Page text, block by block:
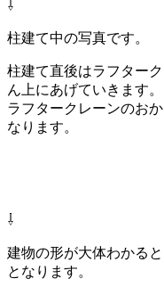
⇩
柱建て中の写真です。
柱建て直後はラフター
ん上にあげていきます。
ラフタークレーンのお
なります。
⇩
建物の形が大体わかる
となります。